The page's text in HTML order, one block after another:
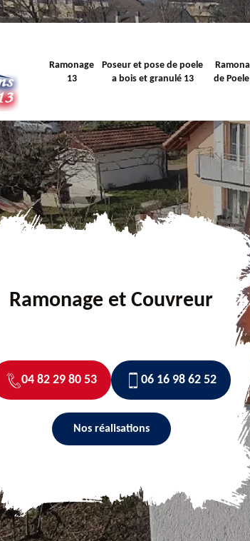
Ramonage
13
Poseur et pose de poele
a bois et granulé 13
de
Ramonage et Couvreur
04 82 29 80 53 06 16 98 62 52
Nos réalisations